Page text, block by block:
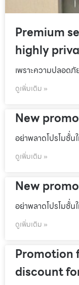
Premium
highly
เพราะความปลอด
ดูเพิ่มเติม »
New
อย่าพลาดโปรโมชั้่น
ดูเพิ่มเติม »
New
อย่าพลาดโปรโมชั้่น
ดูเพิ่มเติม »
Promotion
discount